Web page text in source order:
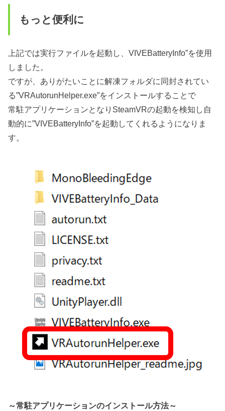
もっと便利に
上記では実行ファイルを起動し、VIVEBatteryInfo”を使用
しました。
ですが、ありがたいことに解凍フォルダに同封されてい
る”VRAutorunHelper.exe”をインストールすることで
常駐アプリケーションとなりSteamVRの起動を検知し自
動的に”VIVEBatteryInfo”を起動してくれるようになりま
す。
～常駐アプリケーションのインストール方法～